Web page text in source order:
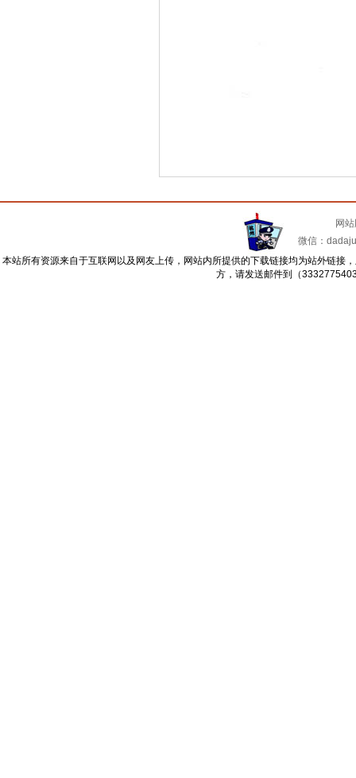
网
微信：
本站所有资源来自于互联网以及网友上传，网站内所提供的下载链接均为站外链接
方，请发送邮件到（